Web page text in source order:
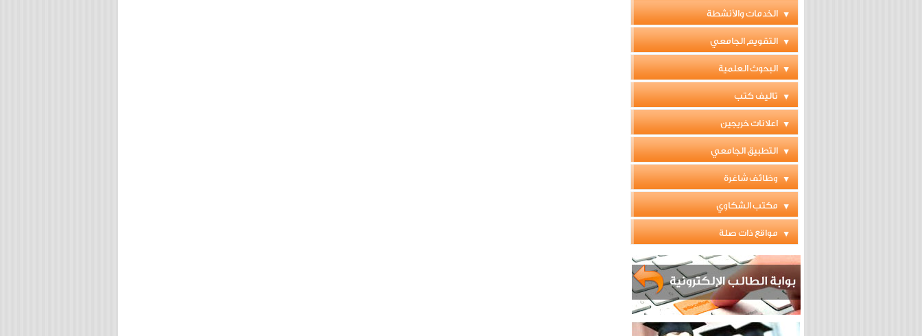
الخدمات والأنشطة
التقويم الجامعي
البحوث العلمية
تاليف كتب
اعلانات خريجين
التطبيق الجامعي
وظائف شاغرة
مكتب الشكاوي
مواقع ذات صلة